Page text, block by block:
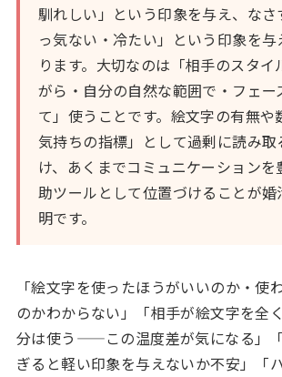
馴れしい」という印象を与え、なさ
っ気ない・冷たい」という印象を与
ります。大切なのは「相手のスタイ
がら・自分の自然な範囲で・フェー
て」使うことです。絵文字の有無や
気持ちの指標」として過剰に読み取
け、あくまでコミュニケーションを
助ツールとして位置づけることが婚
明です。
「絵文字を使ったほうがいいのか・使
のかわからない」「相手が絵文字を全
分は使う——この温度差が気になる」
ぎると軽い印象を与えないか不安」「